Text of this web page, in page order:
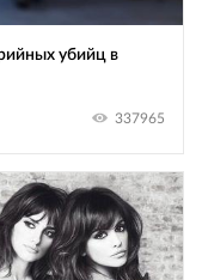
убийц в
337965